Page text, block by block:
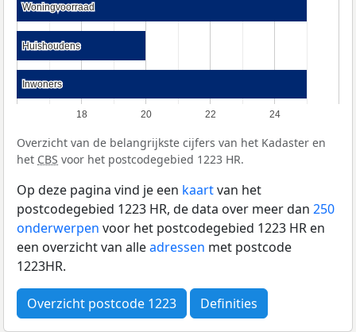
18 20 22 24
Woningvoorraad
Woningvoorraad
Huishoudens
Huishoudens
Inwoners
Inwoners
Overzicht van de belangrijkste cijfers van het Kadaster en
het CBS voor het postcodegebied 1223 HR.
Op deze pagina vind je een kaartvan het
postcodegebied 1223 HR, de data over meer dan 250
onderwerpen voor het postcodegebied 1223 HR en
een overzicht van alleadressen met postcode
1223HR.
Overzicht postcode 1223 Definities